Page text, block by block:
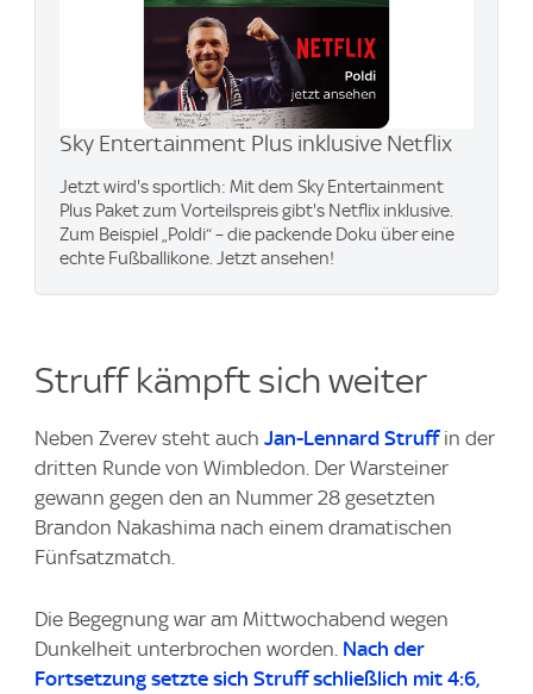
Sky Entertainment Plus inklusive Netflix
Jetzt wird's sportlich: Mit dem Sky Entertainment
Plus Paket zum Vorteilspreis gibt's Netflix inklusive.
Zum Beispiel „Poldi“ – die packende Doku über eine
echte Fußballikone. Jetzt ansehen!
Struff kämpft sich weiter
Neben Zverev steht auch Jan-Lennard Struffin der
dritten Runde von Wimbledon. Der Warsteiner
gewann gegen den an Nummer 28 gesetzten
Brandon Nakashima nach einem dramatischen
Fünfsatzmatch.
Die Begegnung war am Mittwochabend wegen
Dunkelheit unterbrochen worden. Nach der
Fortsetzung setzte sich Struff schließlich mit 4:6,